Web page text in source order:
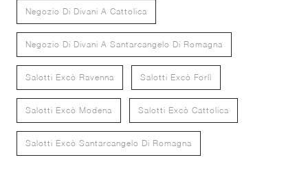
Negozio Di Divani A Cattolica
Negozio Di Divani A Santarcangelo Di Romagna
Salotti Excò Ravenna Salotti Excò Forlì
Salotti Excò Modena Salotti Excò Cattolica
Salotti Excò Santarcangelo Di Romagna